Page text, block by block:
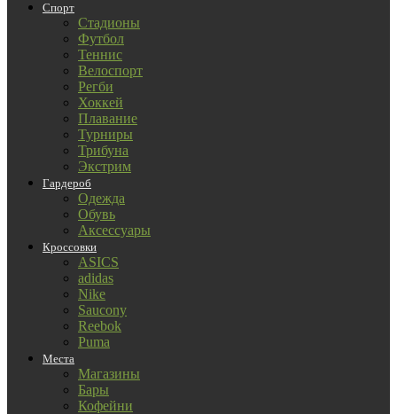
Спорт
Стадионы
Футбол
Теннис
Велоспорт
Регби
Хоккей
Плавание
Турниры
Трибуна
Экстрим
Гардероб
Одежда
Обувь
Аксессуары
Кроссовки
ASICS
adidas
Nike
Saucony
Reebok
Puma
Места
Магазины
Бары
Кофейни